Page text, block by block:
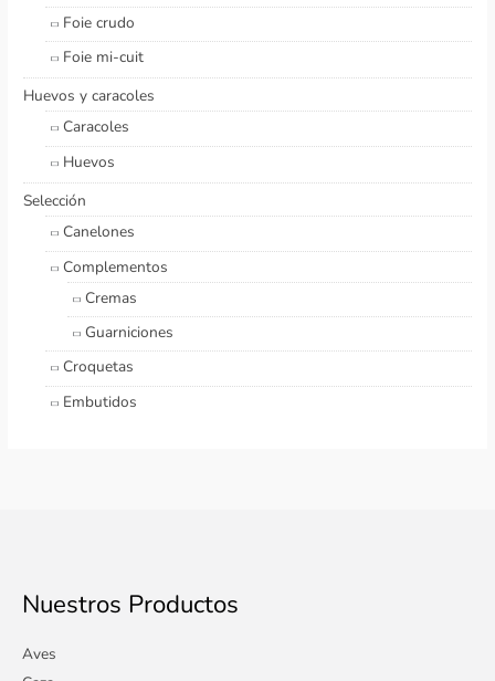
Foie crudo
Foie mi-cuit
Huevos y caracoles
Caracoles
Huevos
Selección
Canelones
Complementos
Cremas
Guarniciones
Croquetas
Embutidos
Nuestros Productos
Aves